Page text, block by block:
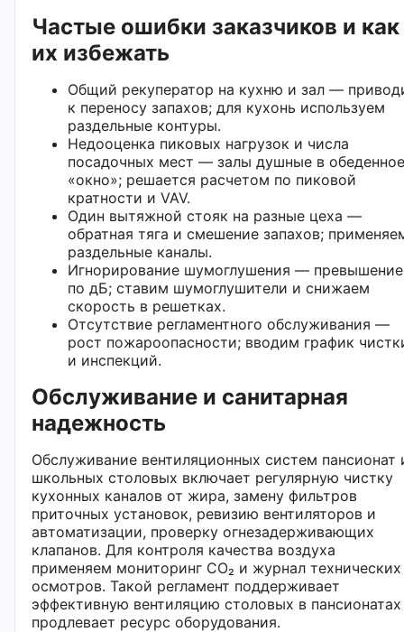
Частые ошибки заказчиков и как
их избежать
Общий рекуператор на кухню и зал —
к переносу запахов; для кухонь используем
раздельные контуры.
Недооценка пиковых нагрузок и числа
посадочных мест — залы душные в обеденное
«окно»; решается расчетом по пиковой
кратности и VAV.
Один вытяжной стояк на разные цеха —
обратная тяга и смешение запахов;
раздельные каналы.
Игнорирование шумоглушения — превышение
по дБ; ставим шумоглушители и снижаем
скорость в решетках.
Отсутствие регламентного обслуживания —
рост пожароопасности; вводим график
и инспекций.
Обслуживание и санитарная
надежность
Обслуживание вентиляционных систем пансионат
школьных столовых включает регулярную чистку
кухонных каналов от жира, замену фильтров
приточных установок, ревизию вентиляторов и
автоматизации, проверку огнезадерживающих
клапанов. Для контроля качества воздуха
применяем мониторинг CO₂ и журнал технических
осмотров. Такой регламент поддерживает
эффективную вентиляцию столовых в
продлевает ресурс оборудования.